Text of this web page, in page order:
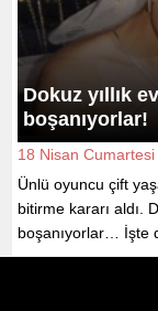
Dokuz yıllık
boşanıyorlar!
18 Nisan Cumartesi
Ünlü oyuncu çift
bitirme kararı aldı.
boşanıyorlar… İşte